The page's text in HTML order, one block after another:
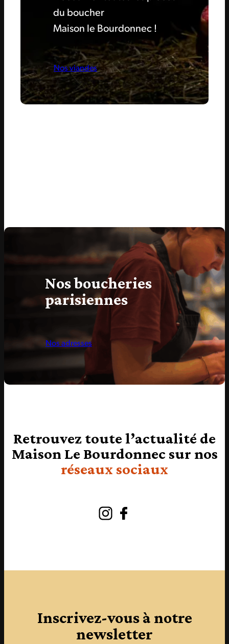
du boucher
Maison le Bourdonnec !
Nos viandes
Nos boucheries
parisiennes
Nos adresses
Retrouvez toute l’actualité de
Maison Le Bourdonnec sur nos
réseaux sociaux
Instagram
Inscrivez-vous à notre
newsletter